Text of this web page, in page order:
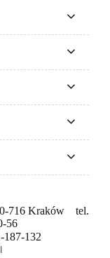
716 Kraków tel.
56
132